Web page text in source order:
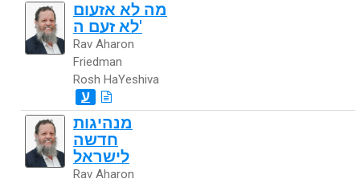
מה לא אזעום
לא זעם ה'
Rav Aharon
Friedman
Rosh HaYeshiva
ע
מנהיגות
חדשה
לישראל
Rav Aharon